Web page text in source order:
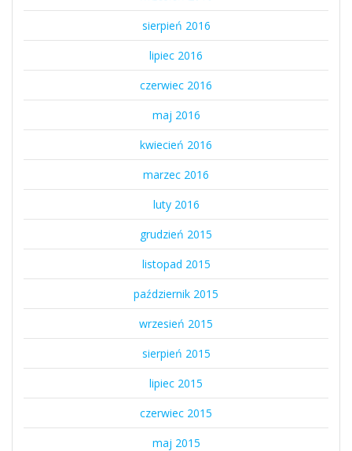
sierpień 2016
lipiec 2016
czerwiec 2016
maj 2016
kwiecień 2016
marzec 2016
luty 2016
grudzień 2015
listopad 2015
październik 2015
wrzesień 2015
sierpień 2015
lipiec 2015
czerwiec 2015
maj 2015